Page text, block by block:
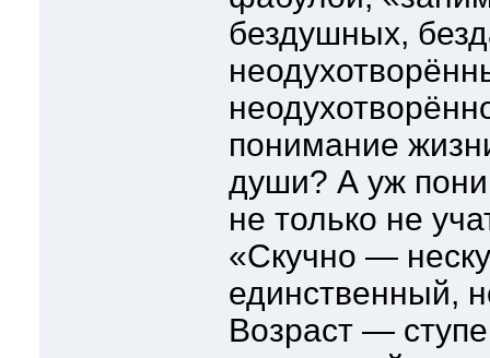
бездушных,
понимание
души? А уж
не только не
«Скучно —
единственный,
Возраст —